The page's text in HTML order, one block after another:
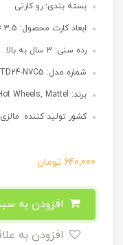
بسته بندی: رو کارتی
ابعاد کارت محصول: 3.5 × 10.5 × 16.5 سانتیمتر
رده سنی: 3 سال به بالا
شماره مدل: HTD24-N7C5
برند: Hot Wheels, Mattel
کشور تولید کننده: مالزی
640,000 تومان